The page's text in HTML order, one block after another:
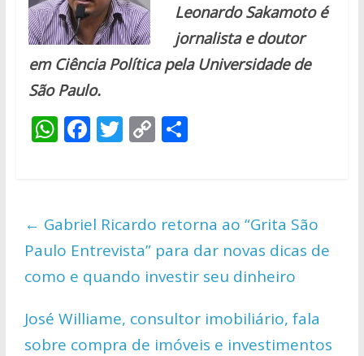
Leonardo Sakamoto é
jornalista e doutor
em Ciência Política pela Universidade de
São Paulo.
W
A
p
p
F
o
o
k
T C
Li
n
k
S
← Gabriel Ricardo retorna ao “Grita São
Paulo Entrevista” para dar novas dicas de
como e quando investir seu dinheiro
José Williame, consultor imobiliário, fala
sobre compra de imóveis e investimentos